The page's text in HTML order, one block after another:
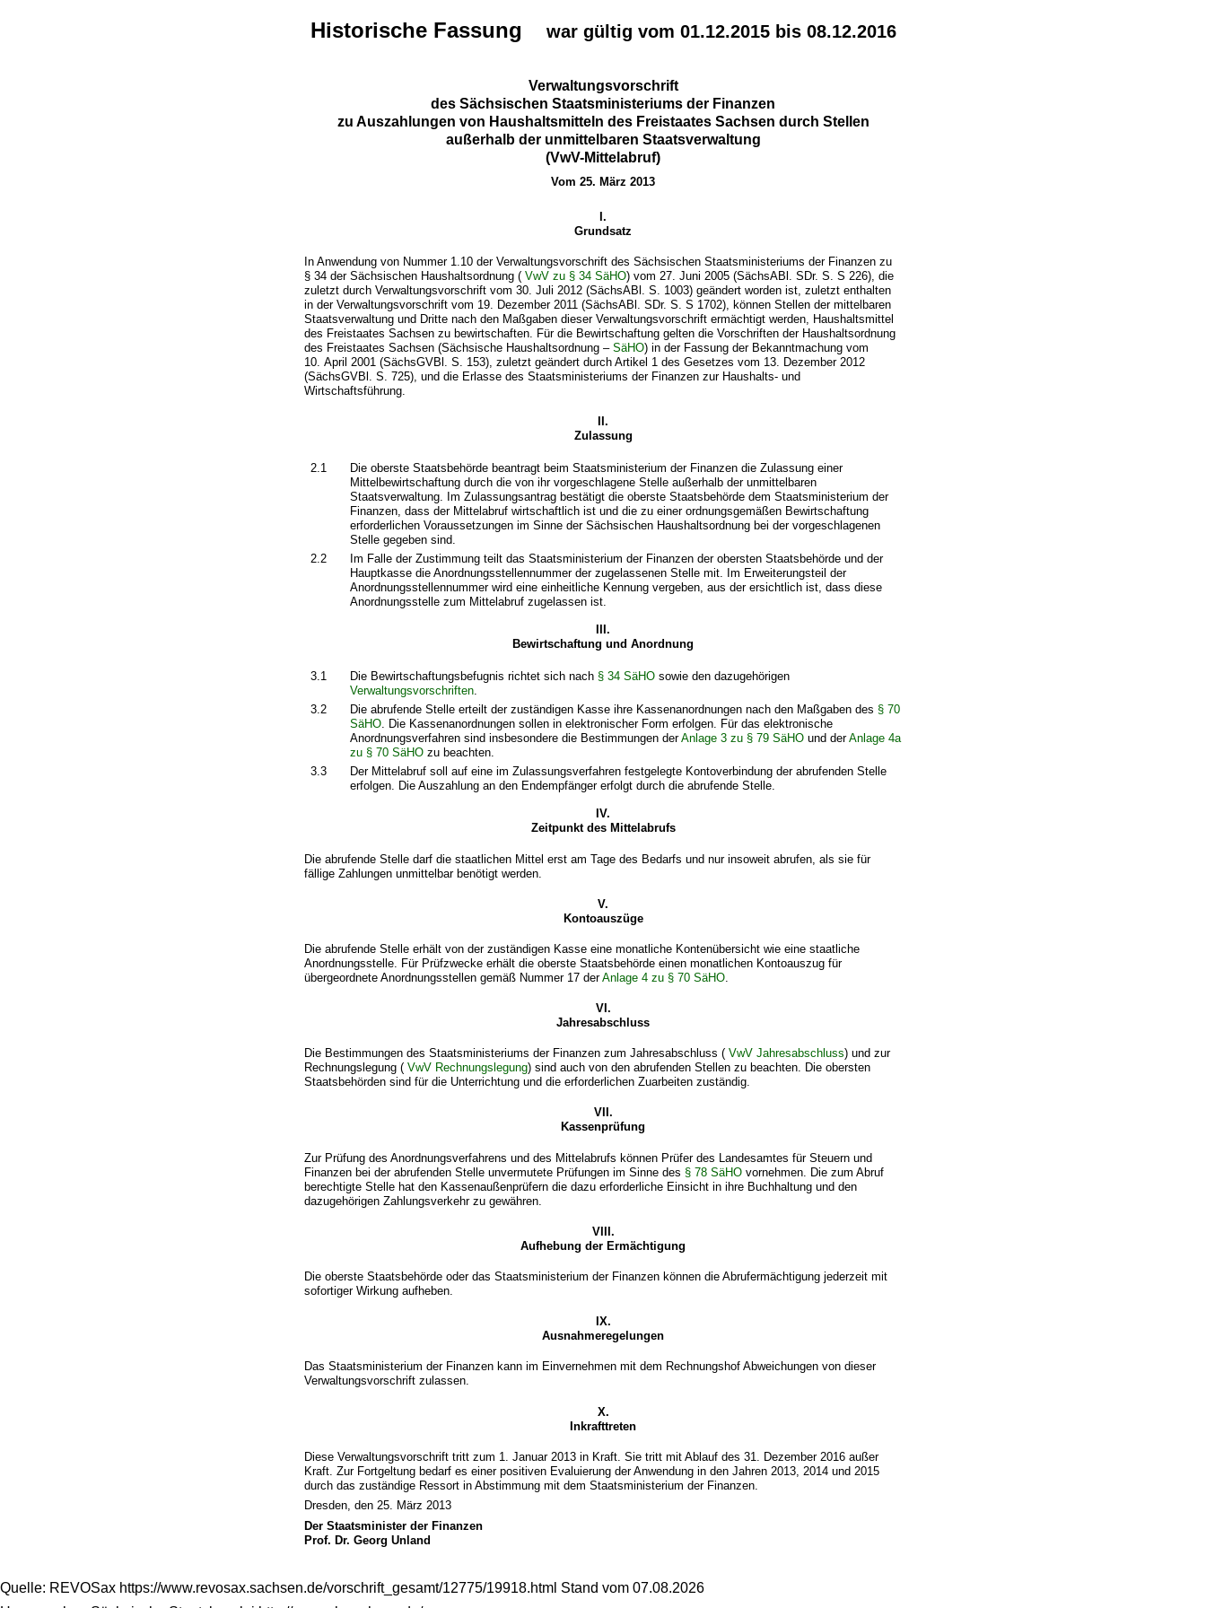
Historische Fassung war gültig vom 01.12.2015 bis 08.12.2016
Verwaltungsvorschrift
des Sächsischen Staatsministeriums der Finanzen
zu Auszahlungen von Haushaltsmitteln des Freistaates Sachsen durch Stellen
außerhalb der unmittelbaren Staatsverwaltung
(VwV-Mittelabruf)
Vom 25. März 2013
I.
Grundsatz
In Anwendung von Nummer 1.10 der Verwaltungsvorschrift des Sächsischen Staatsministeriums der Finanzen zu
§ 34 der Sächsischen Haushaltsordnung (VwV zu § 34 SäHO) vom 27. Juni 2005 (SächsABl. SDr. S. S 226), die
zuletzt durch Verwaltungsvorschrift vom 30. Juli 2012 (SächsABl. S. 1003) geändert worden ist, zuletzt enthalten
in der Verwaltungsvorschrift vom 19. Dezember 2011 (SächsABl. SDr. S. S 1702), können Stellen der mittelbaren
Staatsverwaltung und Dritte nach den Maßgaben dieser Verwaltungsvorschrift ermächtigt werden, Haushaltsmittel
des Freistaates Sachsen zu bewirtschaften. Für die Bewirtschaftung gelten die Vorschriften der Haushaltsordnung
des Freistaates Sachsen (Sächsische Haushaltsordnung –SäHO) in der Fassung der Bekanntmachung vom
10. April 2001 (SächsGVBl. S. 153), zuletzt geändert durch Artikel 1 des Gesetzes vom 13. Dezember 2012
(SächsGVBl. S. 725), und die Erlasse des Staatsministeriums der Finanzen zur Haushalts- und
Wirtschaftsführung.
II.
Zulassung
2.1
Die oberste Staatsbehörde beantragt beim Staatsministerium der Finanzen die Zulassung einer
Mittelbewirtschaftung durch die von ihr vorgeschlagene Stelle außerhalb der unmittelbaren
Staatsverwaltung. Im Zulassungsantrag bestätigt die oberste Staatsbehörde dem Staatsministerium der
Finanzen, dass der Mittelabruf wirtschaftlich ist und die zu einer ordnungsgemäßen Bewirtschaftung
erforderlichen Voraussetzungen im Sinne der Sächsischen Haushaltsordnung bei der vorgeschlagenen
Stelle gegeben sind.
2.2
Im Falle der Zustimmung teilt das Staatsministerium der Finanzen der obersten Staatsbehörde und der
Hauptkasse die Anordnungsstellennummer der zugelassenen Stelle mit. Im Erweiterungsteil der
Anordnungsstellennummer wird eine einheitliche Kennung vergeben, aus der ersichtlich ist, dass diese
Anordnungsstelle zum Mittelabruf zugelassen ist.
III.
Bewirtschaftung und Anordnung
3.1 Die Bewirtschaftungsbefugnis richtet sich nach § 34 SäHO sowie den dazugehörigen
Verwaltungsvorschriften.
3.2
Die abrufende Stelle erteilt der zuständigen Kasse ihre Kassenanordnungen nach den Maßgaben des § 70
SäHO. Die Kassenanordnungen sollen in elektronischer Form erfolgen. Für das elektronische
Anordnungsverfahren sind insbesondere die Bestimmungen derAnlage 3 zu § 79 SäHO und derAnlage 4a
zu § 70 SäHO zu beachten.
3.3
Der Mittelabruf soll auf eine im Zulassungsverfahren festgelegte Kontoverbindung der abrufenden Stelle
erfolgen. Die Auszahlung an den Endempfänger erfolgt durch die abrufende Stelle.
IV.
Zeitpunkt des Mittelabrufs
Die abrufende Stelle darf die staatlichen Mittel erst am Tage des Bedarfs und nur insoweit abrufen, als sie für
fällige Zahlungen unmittelbar benötigt werden.
V.
Kontoauszüge
Die abrufende Stelle erhält von der zuständigen Kasse eine monatliche Kontenübersicht wie eine staatliche
Anordnungsstelle. Für Prüfzwecke erhält die oberste Staatsbehörde einen monatlichen Kontoauszug für
übergeordnete Anordnungsstellen gemäß Nummer 17 derAnlage 4 zu § 70 SäHO
VI.
Jahresabschluss
Die Bestimmungen des Staatsministeriums der Finanzen zum Jahresabschluss (VwV Jahresabschluss) und zur
Rechnungslegung (VwV Rechnungslegung) sind auch von den abrufenden Stellen zu beachten. Die obersten
Staatsbehörden sind für die Unterrichtung und die erforderlichen Zuarbeiten zuständig.
VII.
Kassenprüfung
Zur Prüfung des Anordnungsverfahrens und des Mittelabrufs können Prüfer des Landesamtes für Steuern und
Finanzen bei der abrufenden Stelle unvermutete Prüfungen im Sinne des § 78 SäHO vornehmen. Die zum Abruf
berechtigte Stelle hat den Kassenaußenprüfern die dazu erforderliche Einsicht in ihre Buchhaltung und den
dazugehörigen Zahlungsverkehr zu gewähren.
VIII.
Aufhebung der Ermächtigung
Die oberste Staatsbehörde oder das Staatsministerium der Finanzen können die Abrufermächtigung jederzeit mit
sofortiger Wirkung aufheben.
IX.
Ausnahmeregelungen
Das Staatsministerium der Finanzen kann im Einvernehmen mit dem Rechnungshof Abweichungen von dieser
Verwaltungsvorschrift zulassen.
X.
Inkrafttreten
Diese Verwaltungsvorschrift tritt zum 1. Januar 2013 in Kraft. Sie tritt mit Ablauf des 31. Dezember 2016 außer
Kraft. Zur Fortgeltung bedarf es einer positiven Evaluierung der Anwendung in den Jahren 2013, 2014 und 2015
durch das zuständige Ressort in Abstimmung mit dem Staatsministerium der Finanzen.
Dresden, den 25. März 2013
Der Staatsminister der Finanzen
Prof. Dr. Georg Unland
Quelle: REVOSax https://www.revosax.sachsen.de/vorschrift_gesamt/12775/19918.html Stand vom 07.08.2026